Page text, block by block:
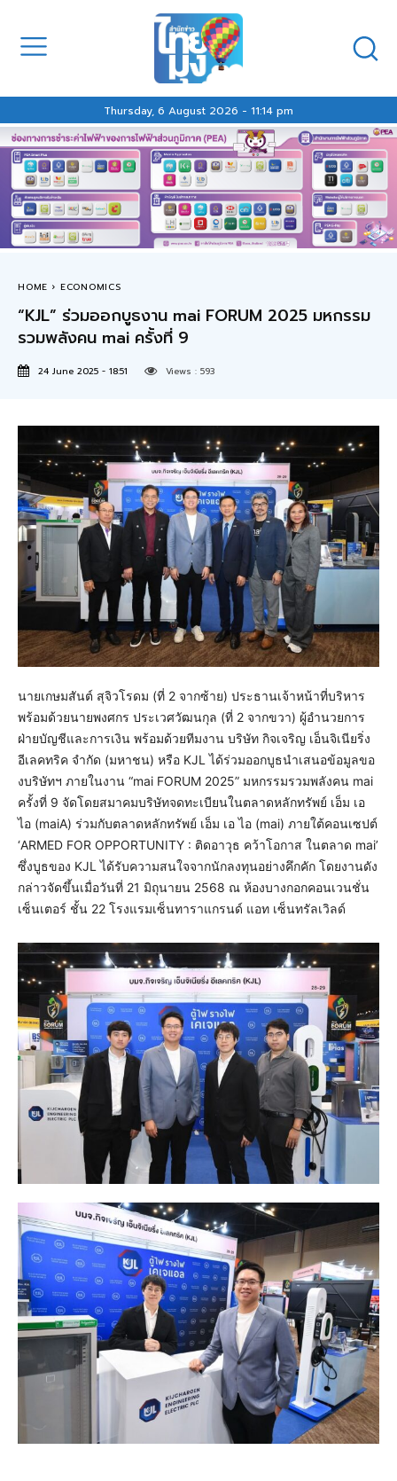
Thursday, 6 August 2026 - 11:14 pm
HOME ECONOMICS
“KJL” ร่วมออกบูธงาน mai FORUM 2025 มหกรรม
รวมพลังคน mai ครั้งที่ 9
24 June 2025 - 18:51 Views : 593
นายเกษมสันต์ สุจิวโรดม (ที่ 2 จากซ้าย) ประธานเจ้าหน้าที่บริหาร
พร้อมด้วยนายพงศกร ประเวศวัฒนกุล (ที่ 2 จากขวา) ผู้อำนวยการ
ฝ่ายบัญชีและการเงิน พร้อมด้วยทีมงาน บริษัท กิจเจริญ เอ็นจิเนียริ่ง
อีเลคทริค จำกัด (มหาชน) หรือ KJL ได้ร่วมออกบูธนำเสนอข้อมูลขอ
งบริษัทฯ ภายในงาน “mai FORUM 2025” มหกรรมรวมพลังคน mai
ครั้งที่ 9 จัดโดยสมาคมบริษัทจดทะเบียนในตลาดหลักทรัพย์ เอ็ม เอ
ไอ (maiA) ร่วมกับตลาดหลักทรัพย์ เอ็ม เอ ไอ (mai) ภายใต้คอนเซปต์
‘ARMED FOR OPPORTUNITY : ติดอาวุธ คว้าโอกาส ในตลาด mai’
ซึ่งบูธของ KJL ได้รับความสนใจจากนักลงทุนอย่างคึกคัก โดยงานดัง
กล่าวจัดขึ้นเมื่อวันที่ 21 มิถุนายน 2568 ณ ห้องบางกอกคอนเวนชั่น
เซ็นเตอร์ ชั้น 22 โรงแรมเซ็นทาราแกรนด์ แอท เซ็นทรัลเวิลด์